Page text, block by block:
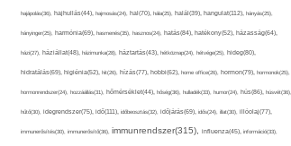
hajápolás(36), hajhullás(44), hajmosás(24), hal(70), hála(25), halál(39), hangulat(112), hányás(25),
hányinger(25), harmónia(69), hasmenés(35), hasznos(24), hatás(84), hatékony(52), házasság(64),
házi(27), háziállat(48), házimunka(28), háztartás(43), hétköznap(24), hétvége(25), hideg(80),
hidratálás(69), higiénia(52), hit(26), hízás(77), hobbi(62), home office(26), hormon(79), hormonok(25),
hormonrendszer(24), hozzáállás(31), hőmérséklet(44), hőség(36), hulladék(33), humor(24), hús(86), húsvét(36),
hűtő(30), idegrendszer(75), idő(111), időbeosztás(32), időjárás(69), idős(24), illat(30), illóolaj(77),
immunerősítés(30), immunerősítő(36), immunrendszer(315), influenza(45), információ(33),